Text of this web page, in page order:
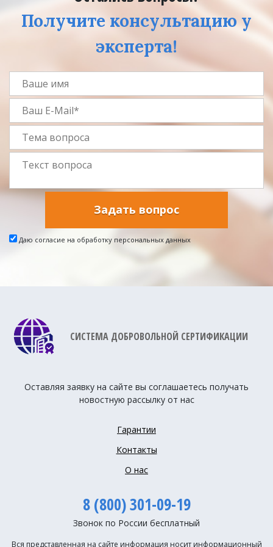
Получите консультацию у
эксперта!
Задать вопрос
Даю согласие на обработку персональных данных
СИСТЕМА ДОБРОВОЛЬНОЙ СЕРТИФИКАЦИИ
Оставляя заявку на сайте вы соглашаетесь получать
новостную рассылку от нас
Гарантии
Контакты
О нас
8 (800) 301-09-19
Звонок по России бесплатный
Вся представленная на сайте информация носит информационный